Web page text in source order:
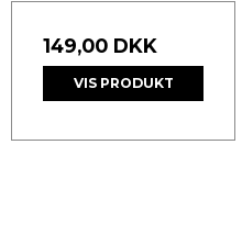
149,00 DKK
VIS PRODUKT